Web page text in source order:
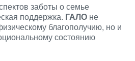
заботы о семье
поддержка. ГАЛО не
благополучию, но и
состоянию